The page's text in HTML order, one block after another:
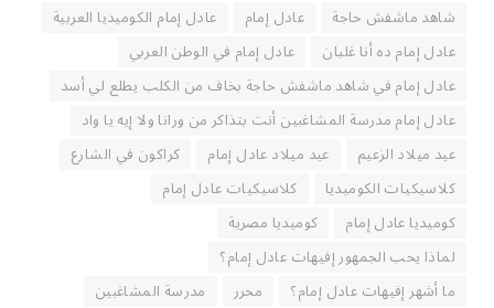
شاهد ماشفش حاجة
عادل إمام
عادل إمام الكوميديا العربية
عادل إمام ده أنا غلبان
عادل إمام في الوطن العربي
عادل إمام في شاهد ماشفش حاجة بخاف من الكلب يطلع لي أسد
عادل إمام مدرسة المشاغبين أنت بتذاكر من ورانا ولا إيه يا واد
عيد ميلاد الزعيم
عيد ميلاد عادل إمام
كراكون في الشارع
كلاسيكيات الكوميديا
كلاسيكيات عادل إمام
كوميديا عادل إمام
كوميديا مصرية
لماذا يحب الجمهور إفيهات عادل إمام؟
ما أشهر إفيهات عادل إمام؟
محرر
مدرسة المشاغبين